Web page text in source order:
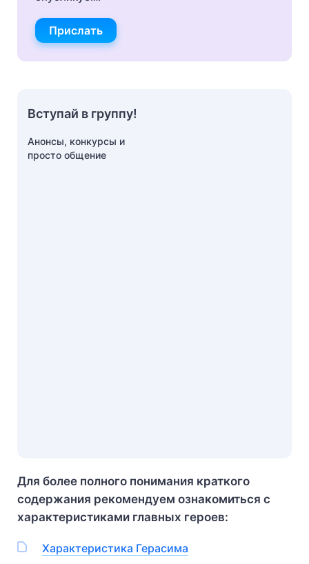
Для более полного понимания краткого
содержания рекомендуем ознакомиться с
характеристиками главных героев:
Характеристика Герасима
Прислать
Вступай в группу!
Анонсы, конкурсы и
просто общение